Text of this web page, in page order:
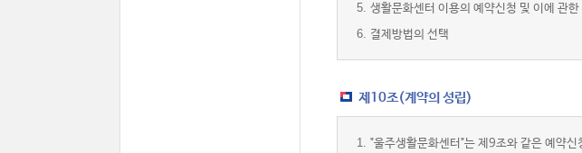
5. 생활문화센터 이용의 예약신청 및 이에 관
6. 결제방법의 선택
제10조(계약의 성립)
1. "울주생활문화센터"는 제9조와 같은 예약